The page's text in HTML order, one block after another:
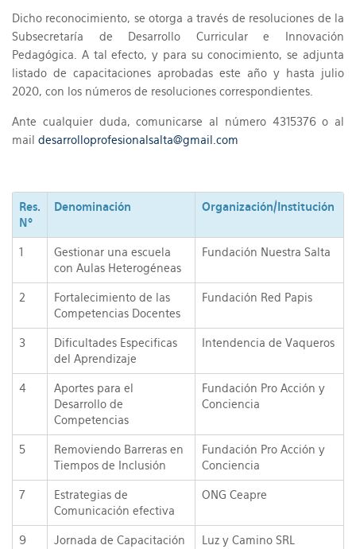
Dicho reconocimiento, se otorga a través de resoluciones de la
Subsecretaría de Desarrollo Curricular e Innovación
Pedagógica. A tal efecto, y para su conocimiento, se adjunta
listado de capacitaciones aprobadas este año y hasta julio
2020, con los números de resoluciones correspondientes.
Ante cualquier duda, comunicarse al número 4315376 o al
mail desarrolloprofesionalsalta@gmail.com
Res.
Nº
Denominación Organización/Institución
1
Gestionar una escuela
con Aulas Heterogéneas
Fundación Nuestra Salta
2
Fortalecimiento de las
Competencias Docentes
Fundación Red Papis
3
Dificultades Especificas
del Aprendizaje
Intendencia de Vaqueros
4
Aportes para el
Desarrollo de
Competencias
Fundación Pro Acción y
Conciencia
5
Removiendo Barreras en
Tiempos de Inclusión
Fundación Pro Acción y
Conciencia
7
Estrategias de
Comunicación efectiva
ONG Ceapre
9
Jornada de Capacitación
Luz y Camino SRL